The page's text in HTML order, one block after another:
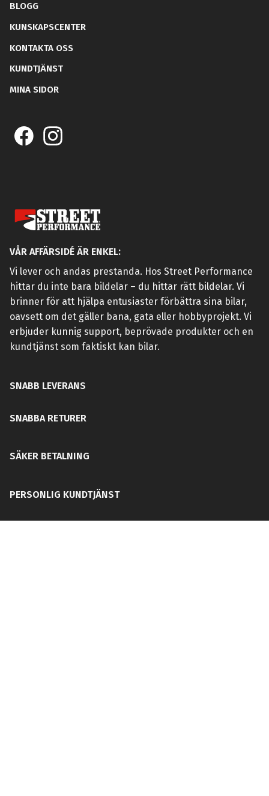
BLOGG
KUNSKAPSCENTER
KONTAKTA OSS
KUNDTJÄNST
MINA SIDOR
VÅR AFFÄRSIDÉ ÄR ENKEL:
Vi lever och andas prestanda. Hos Street Performance
hittar du inte bara bildelar – du hittar rätt bildelar. Vi
brinner för att hjälpa entusiaster förbättra sina bilar,
oavsett om det gäller bana, gata eller hobbyprojekt. Vi
erbjuder kunnig support, beprövade produkter och en
kundtjänst som faktiskt kan bilar.
SNABB LEVERANS
SNABBA RETURER
SÄKER BETALNING
PERSONLIG KUNDTJÄNST